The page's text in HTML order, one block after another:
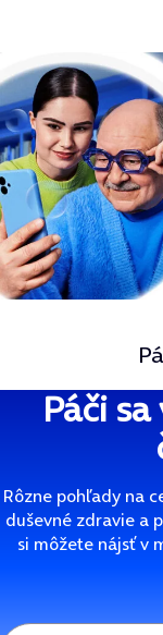
Páči
Rôzne pohľady na
duševné zdravie a
si môžete nájsť v